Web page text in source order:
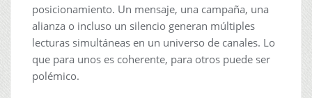
posicionamiento. Un mensaje, una campaña, una
alianza o incluso un silencio generan múltiples
lecturas simultáneas en un universo de canales. Lo
que para unos es coherente, para otros puede ser
polémico.